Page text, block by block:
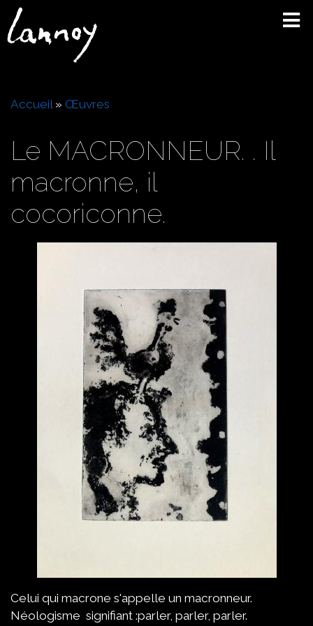
Aller
au
contenu
Fil
Accueil Œuvres
Le MACRONNEUR. . Il
macronne, il
cocoriconne.
Celui qui macrone s'appelle un macronneur.
Néologisme signifiant :parler, parler, parler.